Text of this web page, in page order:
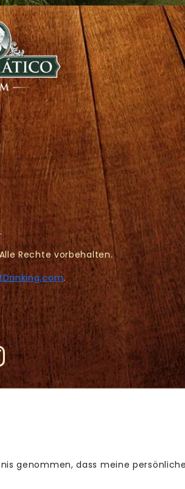
Rechte vorbehalten.
.
genommen, dass meine